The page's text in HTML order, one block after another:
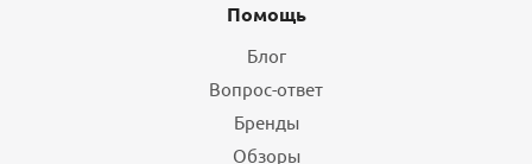
Помощь
Блог
Вопрос-ответ
Бренды
Обзоры